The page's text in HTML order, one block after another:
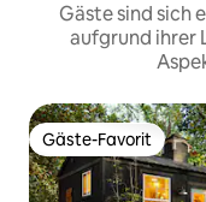
Gäste sind sich
aufgrund ihrer
Gäste-Favorit
Gäste-Favorit